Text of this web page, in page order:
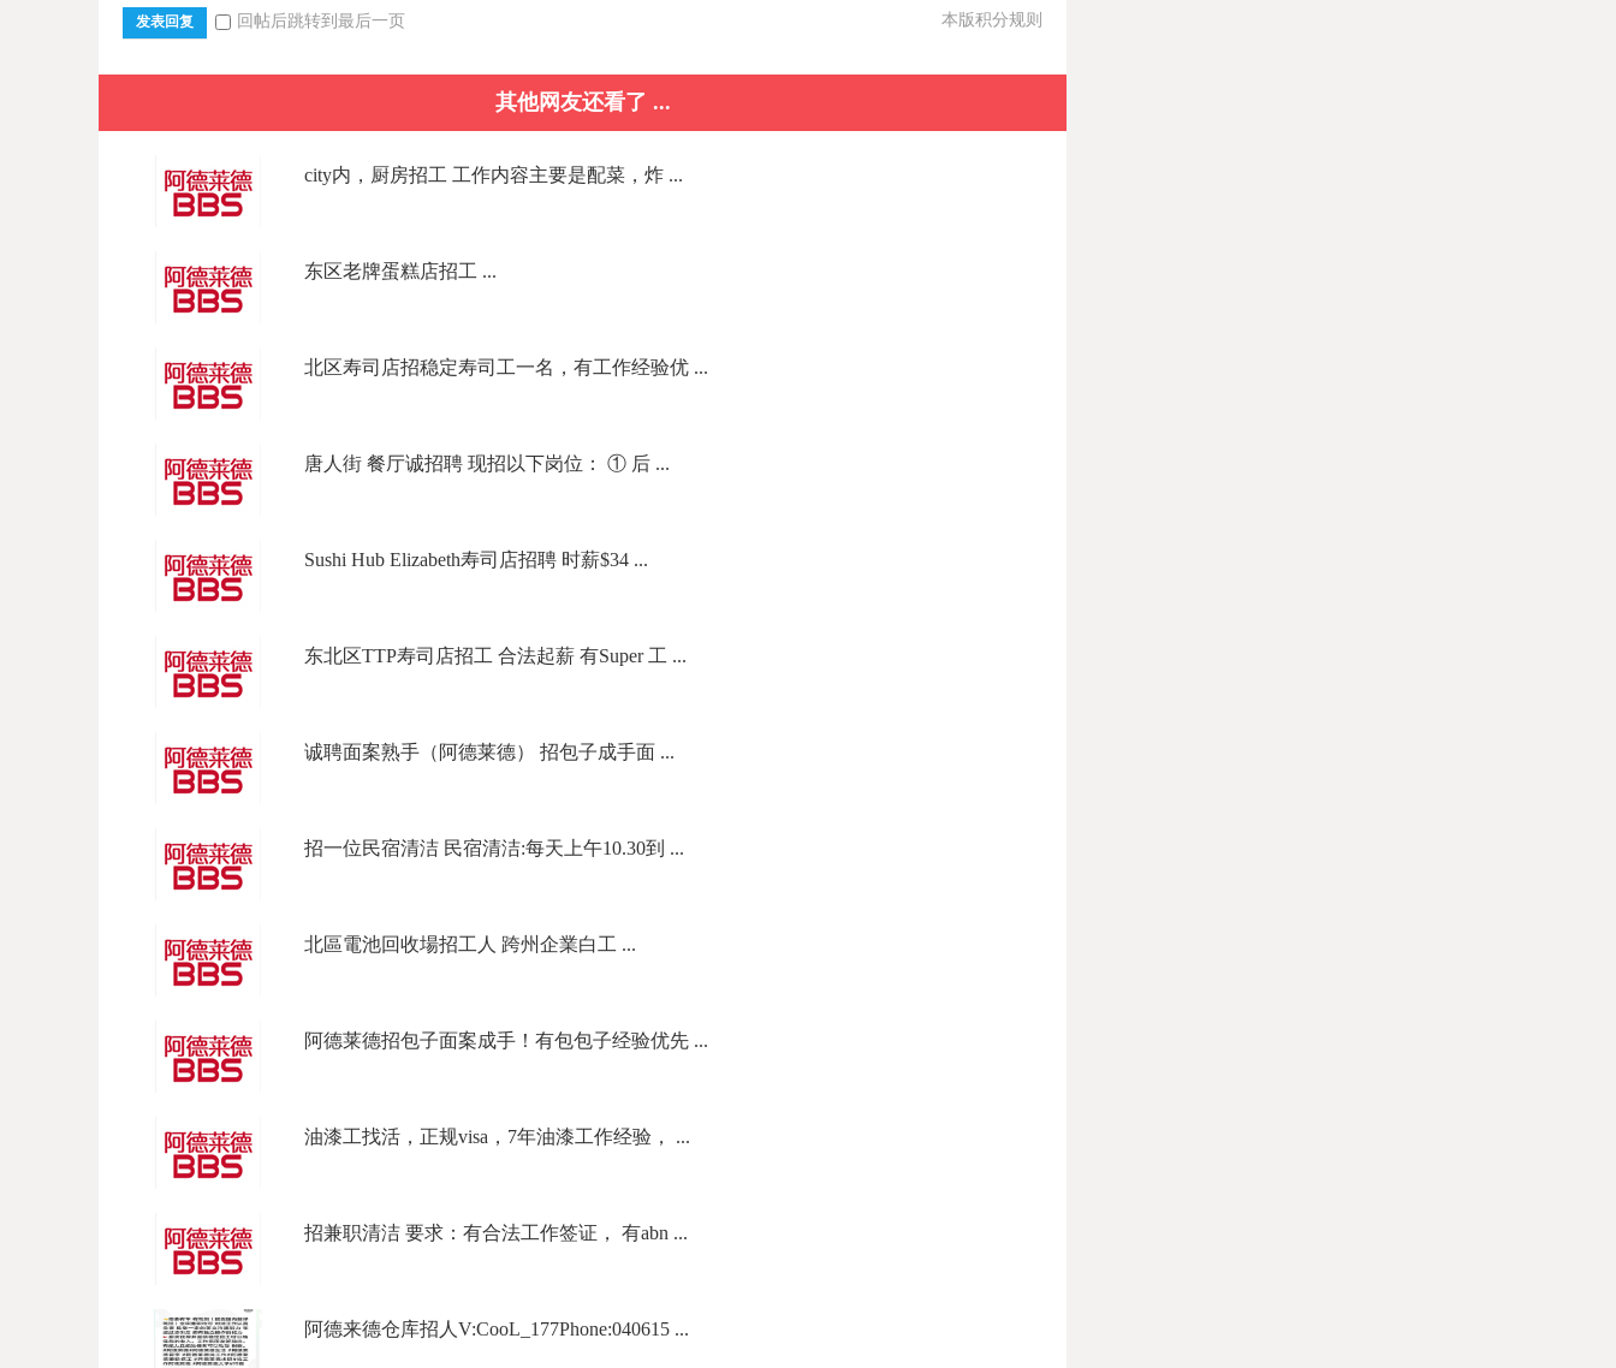
本版积分规则
发表回复 回帖后跳转到最后一页
其他网友还看了 ...
city内，厨房招工 工作内容主要是配菜，炸 ...
东区老牌蛋糕店招工 ...
北区寿司店招稳定寿司工一名，有工作经验优 ...
唐人街 餐厅诚招聘 现招以下岗位： ① 后 ...
Sushi Hub Elizabeth寿司店招聘 时薪$34 ...
东北区TTP寿司店招工 合法起薪 有Super 工 ...
诚聘面案熟手（阿德莱德） 招包子成手面 ...
招一位民宿清洁 民宿清洁:每天上午10.30到 ...
北區電池回收場招工人 跨州企業白工 ...
阿德莱德招包子面案成手！有包包子经验优先 ...
油漆工找活，正规visa，7年油漆工作经验， ...
招兼职清洁 要求：有合法工作签证， 有abn ...
阿德来德仓库招人V:CooL_177Phone:040615 ...